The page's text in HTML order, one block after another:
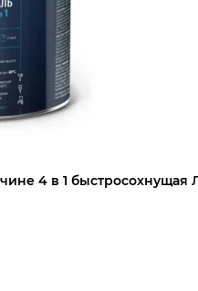
4 в 1 быстросохнущая